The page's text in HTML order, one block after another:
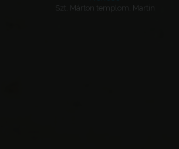
Szt. Márton templom, Martin